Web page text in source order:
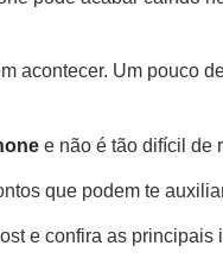
Um pouco
e não é tão difícil de
que podem te
e confira as principais